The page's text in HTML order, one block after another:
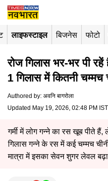
लाइफस्टाइल बिजनेस फोटो
रोज गिलास भर-भर पी
1 गिलास में कितनी चम्मच
Authored by: अवनि बागरोला
Updated May 19, 2026, 02:48 PM IST
गर्मी में लोग गन्ने का रस खूब पीते
गिलास गन्ने के रस में कई चम्मच
मात्रा में इसका सेवन शुगर लेवल